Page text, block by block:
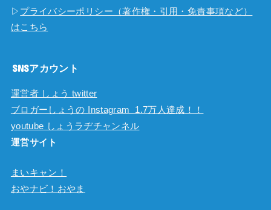
▷ プライバシーポリシー（著作権・引用・免責事項など）
はこちら
SNSアカウント
運営者 しょう twitter
ブロガーしょうの Instagram 1.7万人達成！！
youtube しょうラヂチャンネル
運営サイト
まいキャン！
おやナビ！おやま